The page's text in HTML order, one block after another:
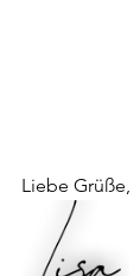
Liebe Grüße,